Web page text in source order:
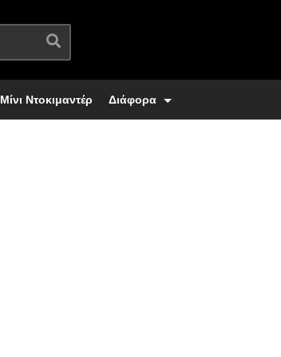
Μίνι Ντοκιμαντέρ Διάφορα